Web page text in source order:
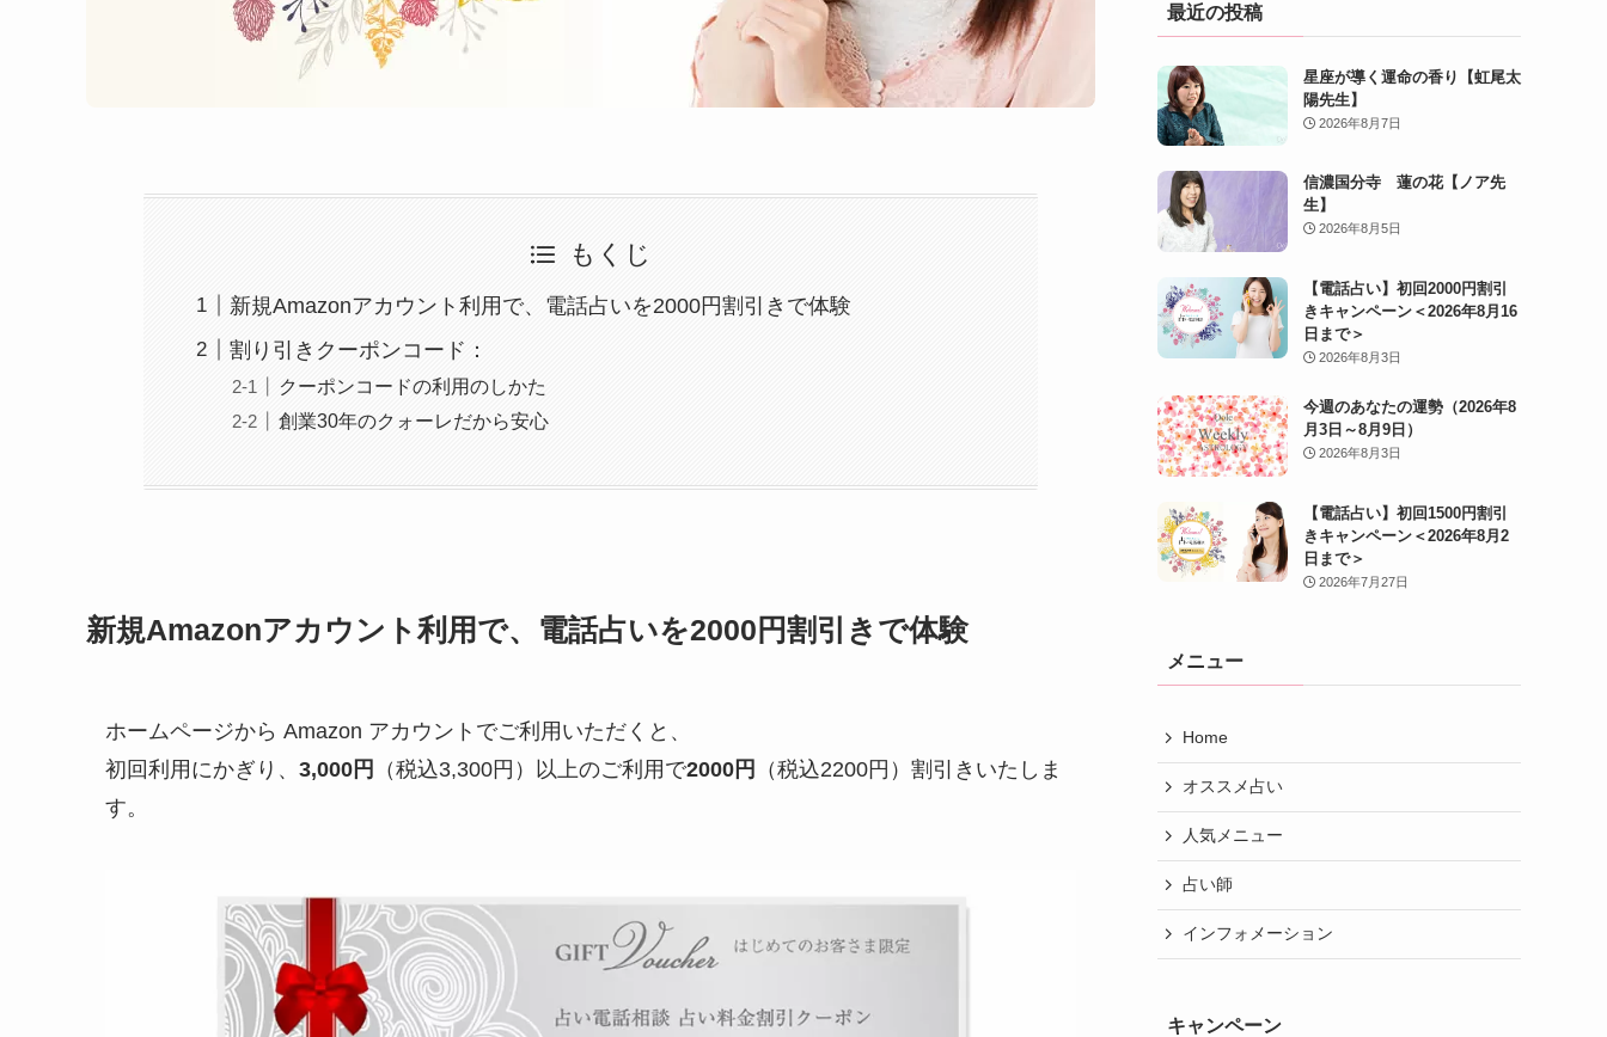
もくじ
新規Amazonアカウント利用で、電話占いを2000円割引きで体験
割り引きクーポンコード：
クーポンコードの利用のしかた
創業30年のクォーレだから安心
新規Amazonアカウント利用で、電話占いを2000円割引きで体験
ホームページから Amazon アカウントでご利用いただくと、
初回利用にかぎり、 3,000円 （税込3,300円）以上のご利用で2000円
（税込2200円）割引きいたしま
す。
最近の投稿
星座が導く運命の香り【虹尾太
陽先生】
2026年8月7日
信濃国分寺 蓮の花【ノア先
生】
2026年8月5日
【電話占い】初回2000円割引
きキャンペーン＜2026年8月16
日まで＞
2026年8月3日
今週のあなたの運勢（2026年8
月3日～8月9日）
2026年8月3日
【電話占い】初回1500円割引
きキャンペーン＜2026年8月2
日まで＞
2026年7月27日
メニュー
Home
オススメ占い
人気メニュー
占い師
インフォメーション
キャンペーン